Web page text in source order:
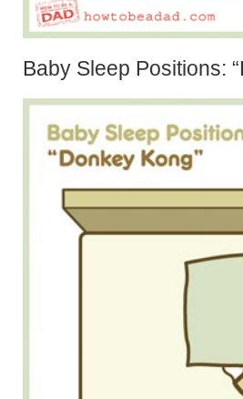
Baby Sleep Positions: